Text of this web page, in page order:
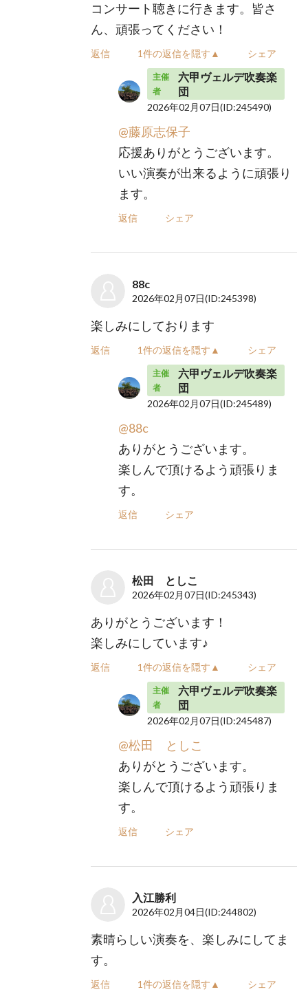
コンサート聴きに行きます。皆さ
ん、頑張ってください！
返信 1件の返信を隠す▲ シェア
主催
者
六甲ヴェルデ吹奏楽
団
2026年02月07日(ID:245490)
@藤原志保子
応援ありがとうございます。
いい演奏が出来るように頑張り
ます。
返信 シェア
88c
2026年02月07日(ID:245398)
楽しみにしております
返信 1件の返信を隠す▲ シェア
主催
者
六甲ヴェルデ吹奏楽
団
2026年02月07日(ID:245489)
@88c
ありがとうございます。
楽しんで頂けるよう頑張りま
す。
返信 シェア
松田 としこ
2026年02月07日(ID:245343)
ありがとうございます！
楽しみにしています♪
返信 1件の返信を隠す▲ シェア
主催
者
六甲ヴェルデ吹奏楽
団
2026年02月07日(ID:245487)
@松田 としこ
ありがとうございます。
楽しんで頂けるよう頑張りま
す。
返信 シェア
入江勝利
2026年02月04日(ID:244802)
素晴らしい演奏を、楽しみにしてま
す。
返信 1件の返信を隠す▲ シェア